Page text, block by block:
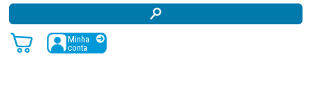
Minha
conta